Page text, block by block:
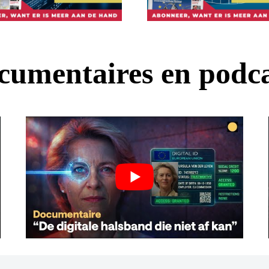
en